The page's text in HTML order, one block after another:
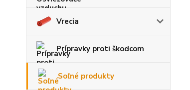
Vrecia
Prípravky proti škodcom
Soľné produkty